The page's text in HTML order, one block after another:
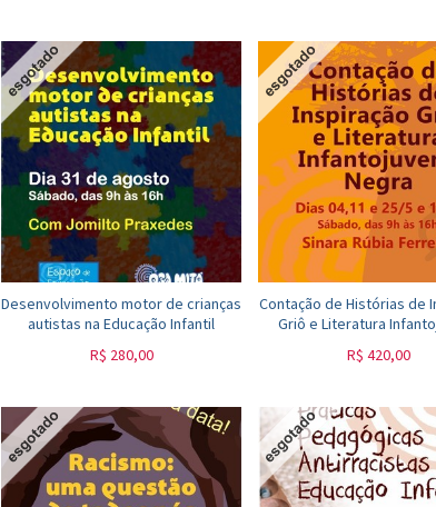
Desenvolvimento motor de crianças
autistas na Educação Infantil
R$ 280,00
Contação de Histórias de
Griô e Literatura
R$ 420,00